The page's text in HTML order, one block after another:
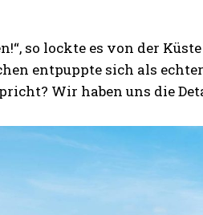
so lockte es von der
entpuppte sich als
Wir haben uns die